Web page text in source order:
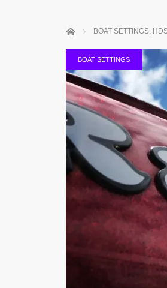
ホーム BOAT SETTINGS,
BOAT SETTINGS